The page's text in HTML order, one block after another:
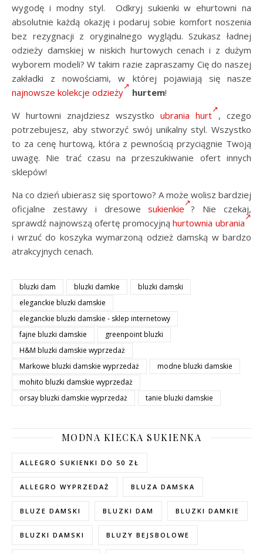
wygodę i modny styl. Odkryj sukienki w ehurtowni na
absolutnie każdą okazję i podaruj sobie komfort noszenia
bez rezygnacji z oryginalnego wyglądu. Szukasz ładnej
odzieży damskiej w niskich hurtowych cenach i z dużym
wyborem modeli? W takim razie zapraszamy Cię do naszej
zakładki z nowościami, w której pojawiają się nasze
najnowsze kolekcje odzieży
hurtem!
W hurtowni znajdziesz wszystko ubrania hurt , czego
potrzebujesz, aby stworzyć swój unikalny styl. Wszystko
to za cenę hurtową, która z pewnością przyciągnie Twoją
uwagę. Nie trać czasu na przeszukiwanie ofert innych
sklepów!
Na co dzień ubierasz się sportowo? A może wolisz bardziej
oficjalne zestawy i dresowesukienkie
? Nie czekaj,
sprawdź najnowszą ofertę promocyjnąhurtownia ubrania
i wrzuć do koszyka wymarzoną odzież damską w bardzo
atrakcyjnych cenach.
bluzki dam bluzki damkie
bluzki damski
eleganckie bluzki damskie
eleganckie bluzki damskie - sklep internetowy
fajne bluzki damskie
greenpoint bluzki
H&M bluzki damskie wyprzedaż
Markowe bluzki damskie wyprzedaż
modne bluzki damskie
mohito bluzki damskie wyprzedaż
orsay bluzki damskie wyprzedaż
tanie bluzki damskie
MODNA KIECKA SUKIENKA
ALLEGRO SUKIENKI DO 50 ZŁ
ALLEGRO WYPRZEDAŻ BLUZA DAMSKA
BLUZE DAMSKI BLUZKI DAM BLUZKI DAMKIE
BLUZKI DAMSKI BLUZY BEJSBOLOWE